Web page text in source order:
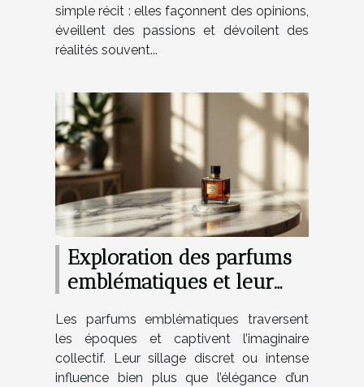
simple récit : elles façonnent des opinions,
éveillent des passions et dévoilent des
réalités souvent...
Exploration des parfums
emblématiques et leur
Les parfums emblématiques traversent
les époques et captivent l’imaginaire
collectif. Leur sillage discret ou intense
influence bien plus que l’élégance d’un